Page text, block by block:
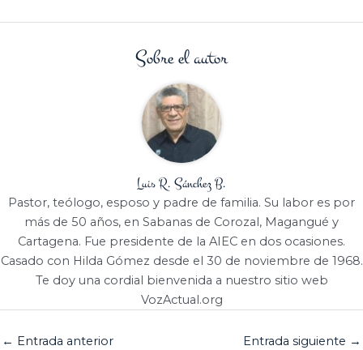
Sobre el autor
Luis R. Sánchez B.
Pastor, teólogo, esposo y padre de familia. Su labor es por
más de 50 años, en Sabanas de Corozal, Magangué y
Cartagena. Fue presidente de la AIEC en dos ocasiones.
Casado con Hilda Gómez desde el 30 de noviembre de 1968.
Te doy una cordial bienvenida a nuestro sitio web
VozActual.org
← Entrada anterior Entrada siguiente →